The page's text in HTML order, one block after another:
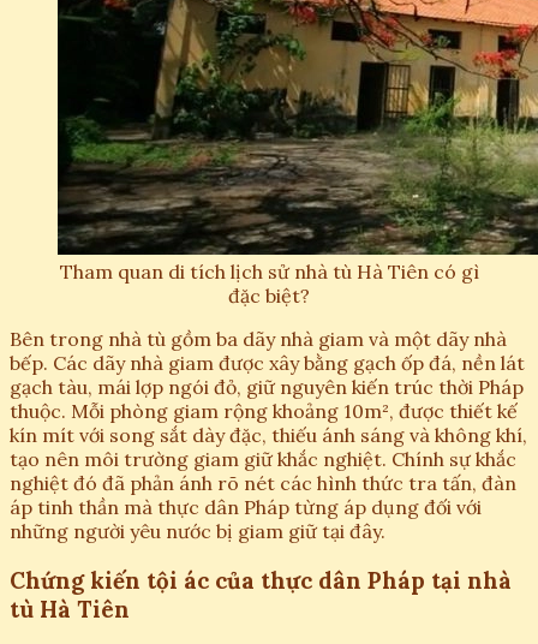
Tham quan di tích lịch sử nhà tù Hà Tiên có gì
đặc biệt?
Bên trong nhà tù gồm ba dãy nhà giam và một dãy nhà
bếp. Các dãy nhà giam được xây bằng gạch ốp đá, nền lát
gạch tàu, mái lợp ngói đỏ, giữ nguyên kiến trúc thời Pháp
thuộc. Mỗi phòng giam rộng khoảng 10m², được thiết kế
kín mít với song sắt dày đặc, thiếu ánh sáng và không khí,
tạo nên môi trường giam giữ khắc nghiệt. Chính sự khắc
nghiệt đó đã phản ánh rõ nét các hình thức tra tấn, đàn
áp tinh thần mà thực dân Pháp từng áp dụng đối với
những người yêu nước bị giam giữ tại đây.
Chứng kiến tội ác của thực dân Pháp tại nhà
tù Hà Tiên